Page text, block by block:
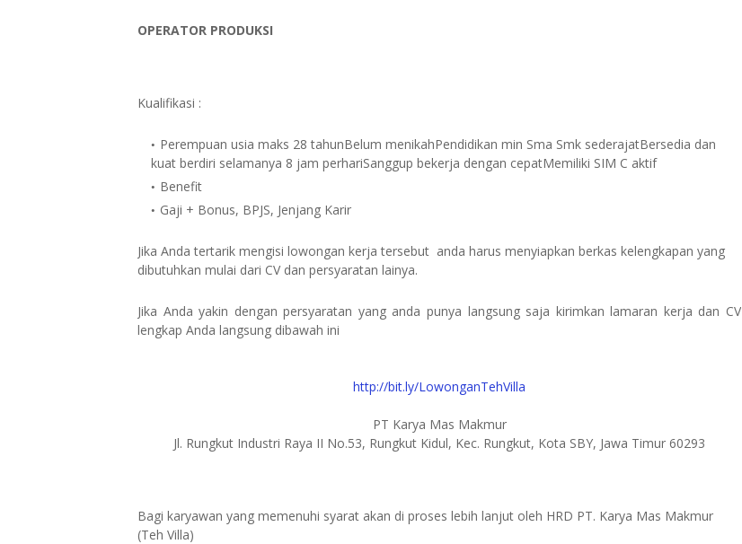
OPERATOR PRODUKSI
Kualifikasi :
Perempuan usia maks 28 tahunBelum menikahPendidikan min Sma Smk sederajatBersedia dan
kuat berdiri selamanya 8 jam perhariSanggup bekerja dengan cepatMemiliki SIM C aktif
Benefit
Gaji + Bonus, BPJS, Jenjang Karir
Jika Anda tertarik mengisi lowongan kerja tersebut anda harus menyiapkan berkas kelengkapan yang
dibutuhkan mulai dari CV dan persyaratan lainya.
Jika Anda yakin dengan persyaratan yang anda punya langsung saja kirimkan lamaran kerja dan CV
lengkap Anda langsung dibawah ini
http://bit.ly/LowonganTehVilla
PT Karya Mas Makmur
Jl. Rungkut Industri Raya II No.53, Rungkut Kidul, Kec. Rungkut, Kota SBY, Jawa Timur 60293
Bagi karyawan yang memenuhi syarat akan di proses lebih lanjut oleh HRD PT. Karya Mas Makmur
(Teh Villa)